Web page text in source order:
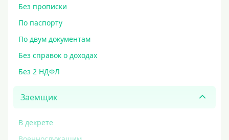
Без прописки
По паспорту
По двум документам
Без справок о доходах
Без 2 НДФЛ
Заемщик
В декрете